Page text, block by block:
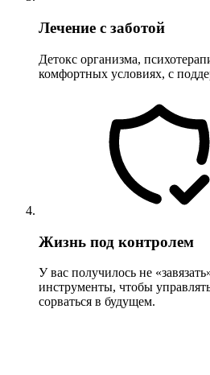
Лечение с заботой
Детокс организма,
комфортных условиях, с
Жизнь под контролем
У вас получилось не
инструменты, чтобы
сорваться в будущем.